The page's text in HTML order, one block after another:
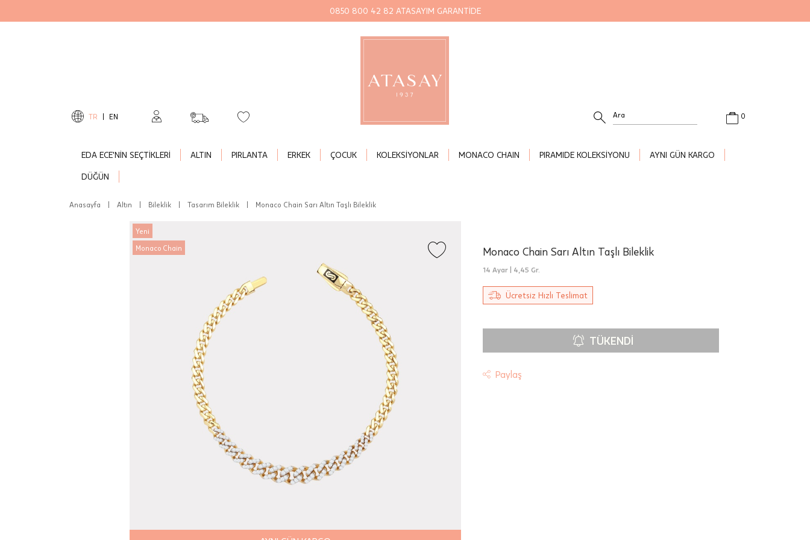
0850 800 42 82 ATASAYIM GARANTİDE
TR EN
EDA ECE'NİN SEÇTİKLERİ ALTIN PIRLANTA ERKEK ÇOCUK KOLEKSİYONLAR MONACO CHAIN PIRAMIDE KOLEKSİYONU AYNI GÜN KARGO
DÜĞÜN
0
Anasayfa Altın Bileklik Tasarım Bileklik Monaco Chain Sarı Altın Taşlı Bileklik
Yeni
Monaco Chain
Monaco Chain Sarı Altın Taşlı Bileklik
14 Ayar | 4,45 Gr.
Ücretsiz Hızlı Teslimat
TÜKENDI
Paylaş
Teslimat
Siparişleriniz "HepsiJet Kargo" ile ücretsiz ve sigortalı olarak
16:00 arasında verilen siparişler için geçerlidir. Teslimat; sipariş verilen gün